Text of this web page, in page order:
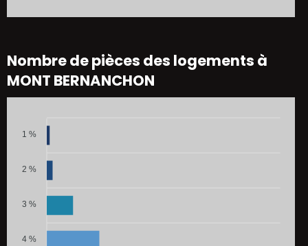
Nombre de pièces des logements à
MONT BERNANCHON
1 %
2 %
3 %
4 %